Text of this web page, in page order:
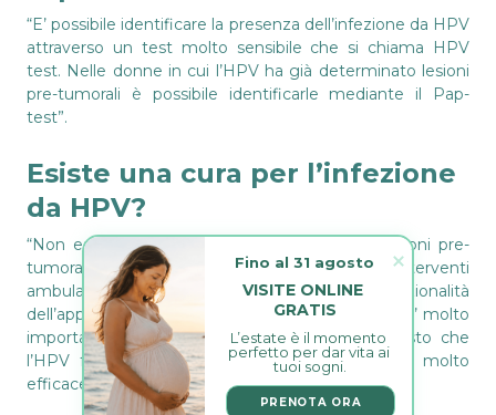
“E’ possibile identificare la presenza dell’infezione da HPV
attraverso un test molto sensibile che si chiama HPV
test. Nelle donne in cui l’HPV ha già determinato lesioni
pre-tumorali è possibile identificarle mediante il Pap-
test”.
Esiste una cura per l’infezione
da HPV?
“Non esiste una cura per tale infezione. Le lesioni pre-
tumorali possono essere rimosse con interventi
ambulatoriali, rispettando l’integrità e la funzionalità
dell’apparato riproduttivo, nelle giovani pazienti. E’ molto
importante la diagnosi precoce. Ed è per questo che
l’HPV fa parte di un programma di screening molto
efficace sul territorio”.
VISITE ONLINE
GRATIS
L’estate è il momento
perfetto per dar vita ai
tuoi sogni.
PRENOTA ORA
Fino al 31 agosto